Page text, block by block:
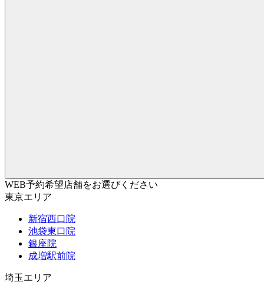
WEB予約希望店舗をお選びください
東京エリア
新宿西口院
池袋東口院
銀座院
成増駅前院
埼玉エリア